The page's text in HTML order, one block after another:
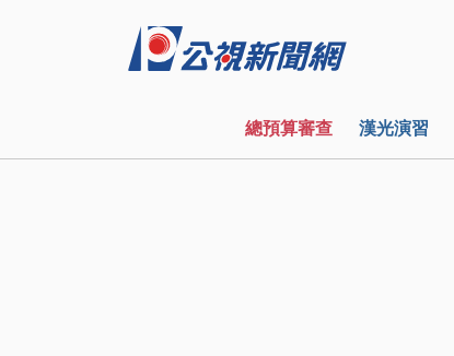
總預算審查 漢光演習